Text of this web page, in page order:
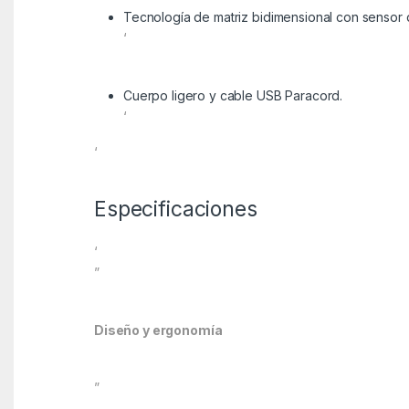
Tecnología de matriz bidimensional con sensor
‘
Cuerpo ligero y cable USB Paracord.
‘
‘
Especificaciones
‘
”
Diseño y ergonomía
”